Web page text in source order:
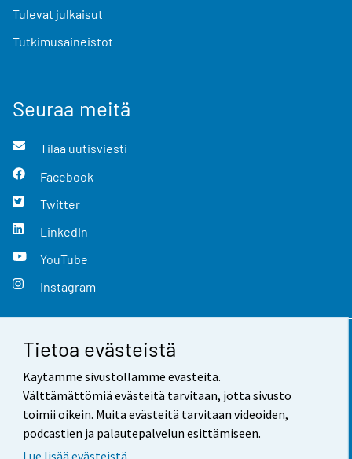
Tietoa evästeistä
Käytämme sivustollamme evästeitä.
Välttämättömiä evästeitä tarvitaan, jotta sivusto
toimii oikein. Muita evästeitä tarvitaan videoiden,
podcastien ja palautepalvelun esittämiseen.
Tulevat julkaisut
Tutkimusaineistot
Seuraa meitä
Tilaa uutisviesti
Facebook
Twitter
LinkedIn
YouTube
Instagram
Yhteystiedot
Palaute
Käyttöehdot